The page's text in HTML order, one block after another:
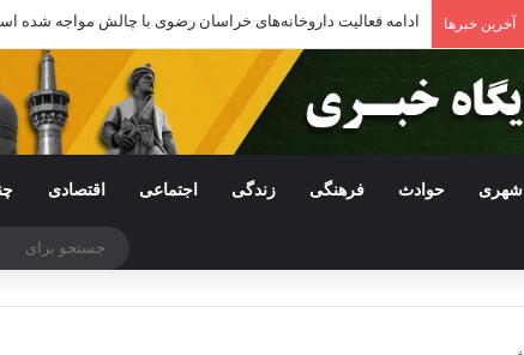
آخرین خبرها ادامه فعالیت داروخانه‌های خراسان رضوی با چالش مواجه شده
شهری حوادث فرهنگی زندگی اجتماعی اقتصادی